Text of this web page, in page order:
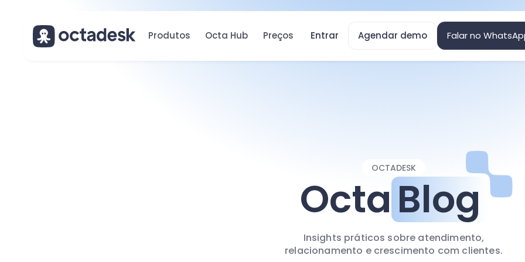
Entrar Agendar demo Falar no
Produtos Octa Hub Preços
OCTADESK
Octa Blog
Insights práticos sobre atendimento,
relacionamento e crescimento com clientes.